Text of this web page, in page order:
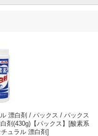
漂白剤 / パックス / パックス
剤(430g)【パックス】[酸素系
ュラル 漂白剤]